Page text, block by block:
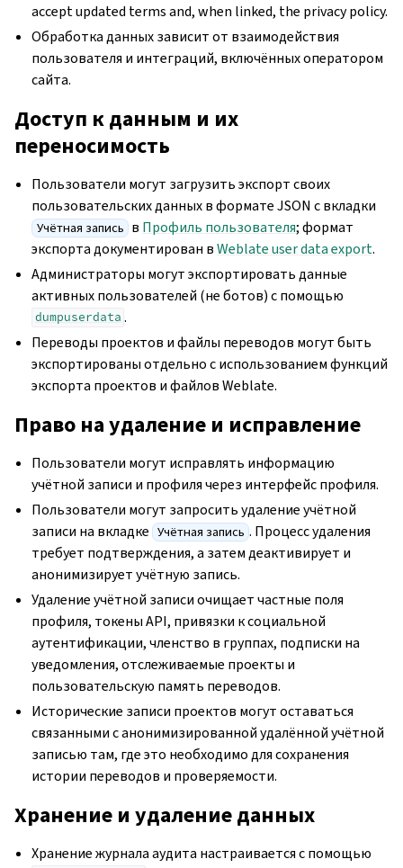
accept updated terms and, when linked, the privacy policy.
Обработка данных зависит от взаимодействия
пользователя и интеграций, включённых оператором
сайта.
Доступ к данным и их
переносимость
Пользователи могут загрузить экспорт своих
пользовательских данных в формате JSON с вкладки
Учётная запись в Профиль пользователя; формат
экспорта документирован вWeblate user data export.
Администраторы могут экспортировать данные
активных пользователей (не ботов) с помощью
dumpuserdata .
Переводы проектов и файлы переводов могут быть
экспортированы отдельно с использованием функций
экспорта проектов и файлов Weblate.
Право на удаление и исправление
Пользователи могут исправлять информацию
учётной записи и профиля через интерфейс профиля.
Пользователи могут запросить удаление учётной
записи на вкладке Учётная запись . Процесс удаления
требует подтверждения, а затем деактивирует и
анонимизирует учётную запись.
Удаление учётной записи очищает частные поля
профиля, токены API, привязки к социальной
аутентификации, членство в группах, подписки на
уведомления, отслеживаемые проекты и
пользовательскую память переводов.
Исторические записи проектов могут оставаться
связанными с анонимизированной удалённой учётной
записью там, где это необходимо для сохранения
истории переводов и проверяемости.
Хранение и удаление данных
Хранение журнала аудита настраивается с помощью